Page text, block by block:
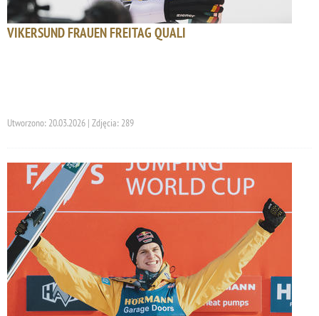
VIKERSUND FRAUEN FREITAG QUALI
Utworzono: 20.03.2026 | Zdjęcia: 289